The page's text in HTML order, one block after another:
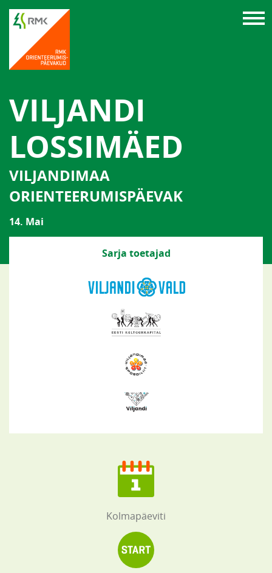
VILJANDI
LOSSIMÄED
VILJANDIMAA
ORIENTEERUMISPÄEVAK
14. Mai
Sarja toetajad
Kolmapäeviti